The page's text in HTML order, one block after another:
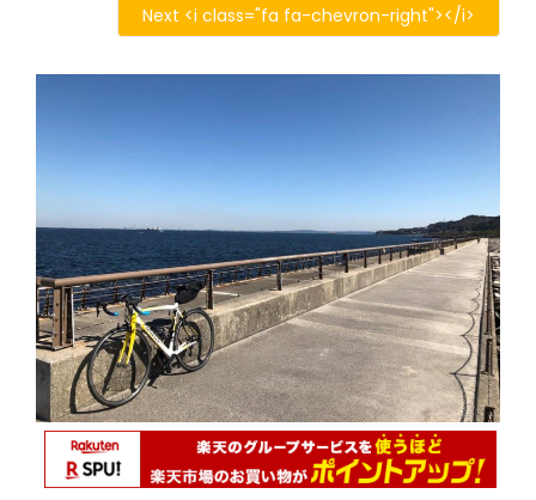
Next <i class="fa fa-chevron-right"></i>